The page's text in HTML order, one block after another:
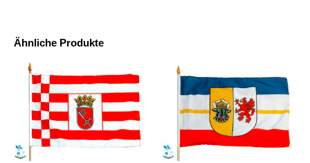
Ähnliche Produkte